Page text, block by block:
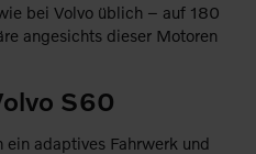
bei Volvo üblich – auf 180
angesichts dieser Motoren
S60
adaptives Fahrwerk und